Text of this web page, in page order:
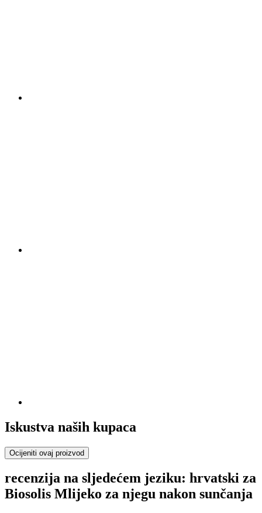
Iskustva naših kupaca
Ocijeniti ovaj proizvod
recenzija na sljedećem jeziku: hrvatski za
Biosolis Mlijeko za njegu nakon sunčanja